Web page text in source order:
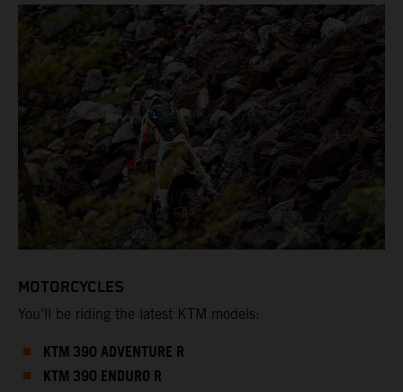
MOTORCYCLES
You’ll be riding the latest KTM models:
KTM 390 ADVENTURE R
KTM 390 ENDURO R